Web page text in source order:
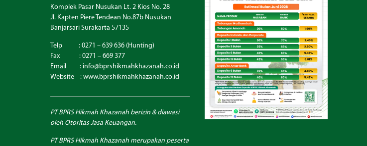
Komplek Pasar Nusukan Lt. 2 Kios No. 28
Jl. Kapten Piere Tendean No.87b Nusukan
Banjarsari Surakarta 57135
Telp : 0271 – 639 636 (Hunting)
Fax : 0271 – 669 377
Email : info@bprshikmahkhazanah.co.id
Website : www.bprshikmahkhazanah.co.id
PT BPRS Hikmah Khazanah berizin & diawasi
oleh Otoritas Jasa Keuangan.
PT BPRS Hikmah Khazanah merupakan peserta